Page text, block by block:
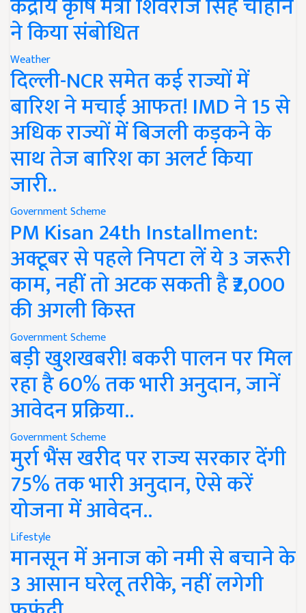
ने किया संबोधित
Weather
दिल्ली-NCR समेत कई राज्यों में
बारिश ने मचाई आफत! IMD ने 15 से
अधिक राज्यों में बिजली कड़कने के
साथ तेज बारिश का अलर्ट किया
जारी..
Government Scheme
PM Kisan 24th Installment:
अक्टूबर से पहले निपटा लें ये 3 जरूरी
काम, नहीं तो अटक सकती है ₹2,000
की अगली किस्त
Government Scheme
बड़ी खुशखबरी! बकरी पालन पर मिल
रहा है 60% तक भारी अनुदान, जानें
आवेदन प्रक्रिया..
Government Scheme
मुर्रा भैंस खरीद पर राज्य सरकार देंगी
75% तक भारी अनुदान, ऐसे करें
योजना में आवेदन..
Lifestyle
मानसून में अनाज को नमी से बचाने के
3 आसान घरेलू तरीके, नहीं लगेगी